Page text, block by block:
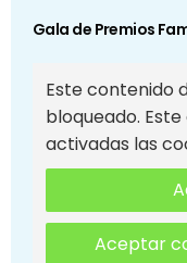
Gala de Premios
Este contenido
bloqueado.
activadas las
Aceptar